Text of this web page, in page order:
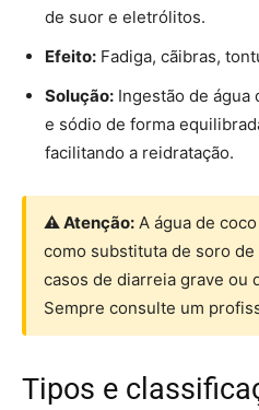
de suor e eletrólitos.
Efeito: Fadiga, cãibras,
Solução: Ingestão de água
e sódio de forma
facilitando a reidratação.
⚠ Atenção: A água de
como substituta de soro
casos de diarreia grave ou
Sempre consulte um
Tipos e